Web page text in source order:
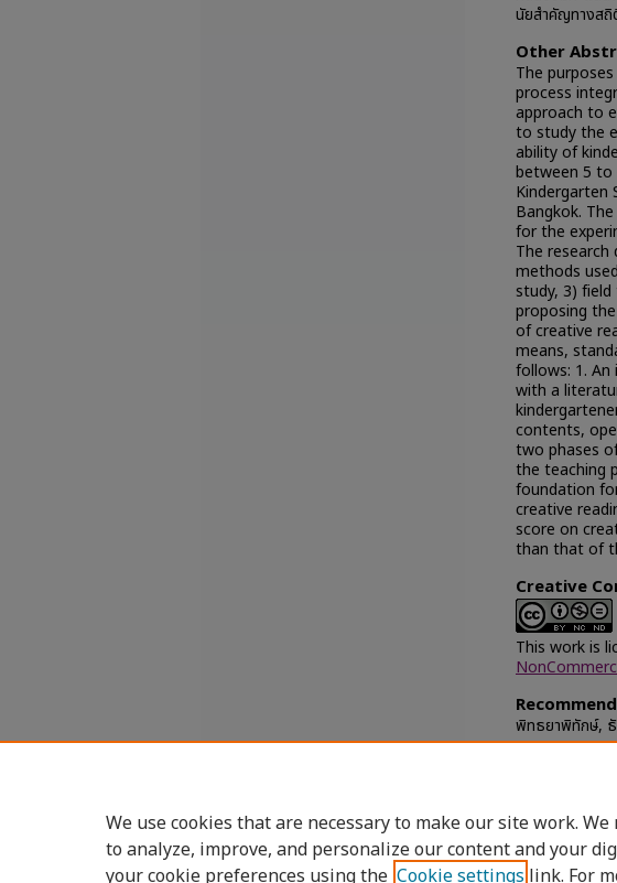
นัยสำคัญทางสถิ
Other
The
process
approach to
to study the
ability of
between 5 to
Kindergarten
Bangkok.
for the
The
methods
study, 3)
proposing
of creative
means,
follows: 1.
with a
contents,
two phases
the teaching
foundation
creative
score on
than that of
Creative
This work is
พิทธยาพิทักษ์, ธั
และแนวการสอ
We use cookies that are necessary to make our site work.
to analyze, improve, and personalize our content and your
your cookie preferences using the Cookie settings link. For